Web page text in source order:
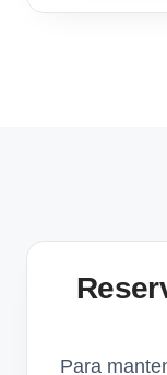
Para